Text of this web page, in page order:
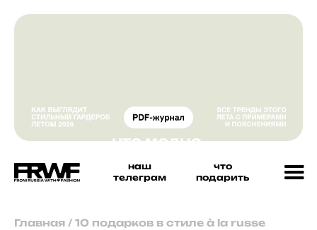
наш
телеграм
что
подарить
Главная / 10 подарков в стиле à la russe